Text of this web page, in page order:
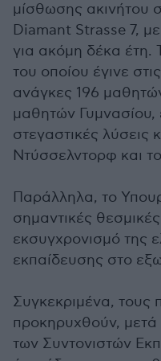
μίσθωσης ακινήτου
Diamant Strasse 7,
για ακόμη δέκα έτη.
του οποίου έγινε
ανάγκες 196
μαθητών Γυμνασίου,
στεγαστικές λύσεις
Ντύσσελντορφ και
Παράλληλα, το
σημαντικές
εκσυγχρονισμό της
εκπαίδευσης στο
Συγκεκριμένα, τους
προκηρυχθούν, μετά
των Συντονιστών